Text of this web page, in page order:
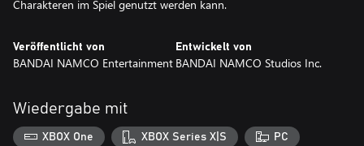
Charakteren im Spiel genutzt werden kann.
Veröffentlicht von
BANDAI NAMCO Entertainment
Entwickelt von
BANDAI NAMCO Studios Inc.
Wiedergabe mit
XBOX One XBOX Series X|S PC